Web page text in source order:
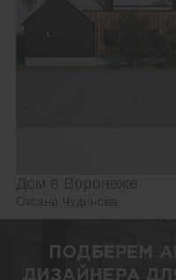
ПОДБЕРЕМ
ДИЗАЙНЕРА